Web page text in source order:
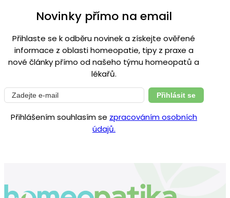
Novinky přímo na email
Přihlaste se k odběru novinek a získejte ověřené
informace z oblasti homeopatie, tipy z praxe a
nové články přímo od našeho týmu homeopatů a
lékařů.
Přihlásit se
Přihlášením souhlasím se zpracováním osobních
údajů.